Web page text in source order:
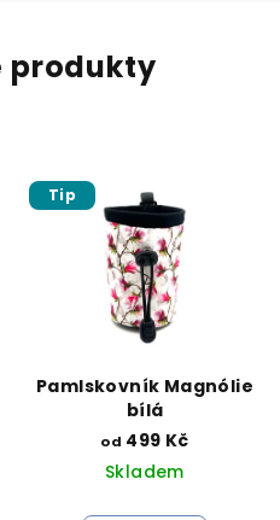
produkty
Tip
Pamlskovník Magnólie
bílá
od 499 Kč
Skladem